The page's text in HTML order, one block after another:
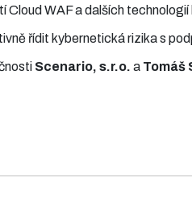
Cloud WAF a dalších
řídit kybernetická rizika s
Scenario, s.r.o. a Tomáš